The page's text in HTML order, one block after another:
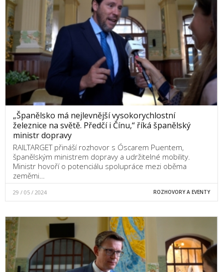
„Španělsko má nejlevnější vysokorychlostní
železnice na světě. Předčí i Čínu,“ říká španělský
ministr dopravy
RAILTARGET přináší rozhovor s Óscarem Puentem,
španělským ministrem dopravy a udržitelné mobility.
Ministr hovoří o potenciálu spolupráce mezi oběma
zeměmi…
29 / 05 / 2024 ROZHOVORY A EVENTY